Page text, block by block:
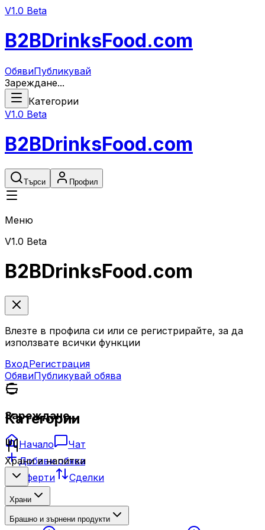
V1.0 Beta
B2BDrinksFood.com
ОбявиПубликувай
Зареждане...
Категории
V1.0 Beta
B2BDrinksFood.com
Търси Профил
Меню
V1.0 Beta
B2BDrinksFood.com
Влезте в профила си или се регистрирайте, за да
използвате всички функции
ВходРегистрация
ОбявиПубликувай обява
Категории
Храни и напитки
Храни
Брашно и зърнени продукти
Зареждане...
Начало
Чат
Добави обява
Оферти
Сделки